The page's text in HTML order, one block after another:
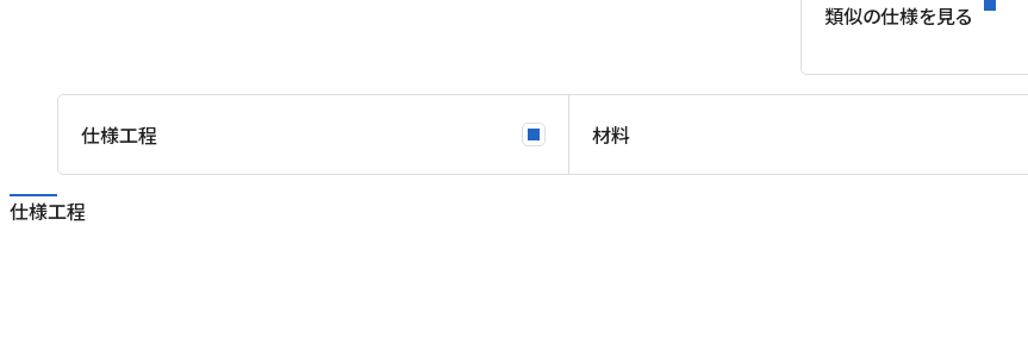
類似の仕様を見る
仕様工程 材料
仕様工程